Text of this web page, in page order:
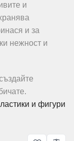
и
и за
нежност и
и фигури